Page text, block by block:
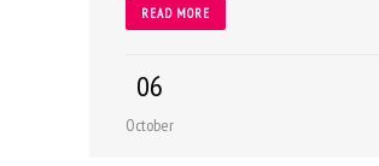
READ MORE
06
October